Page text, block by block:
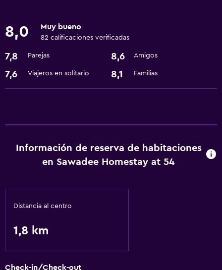
Aire acondicionado
Estacionamiento y transporte
Traslado aeropuerto
Servicios y facilidades
8,0 Muy bueno
82 calificaciones verificadas
7,8 Parejas 8,6 Amigos
7,6 Viajeros en solitario 8,1 Familias
Información de reserva de habitaciones
en Sawadee Homestay at 54
Distancia al centro
1,8 km
Check-in/Check-out